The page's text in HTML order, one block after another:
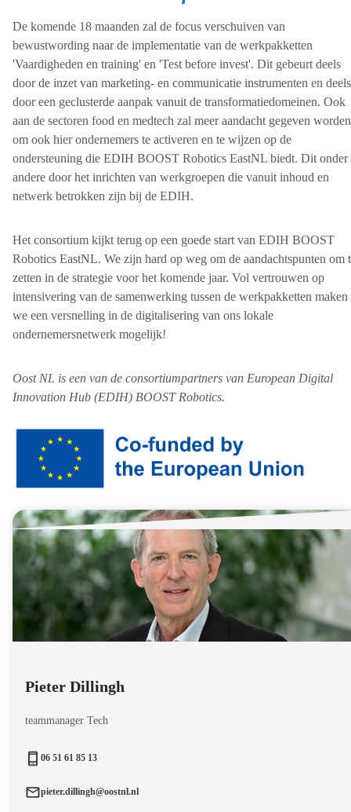
De komende 18 maanden zal de focus verschuiven van
bewustwording naar de implementatie van de werkpakketten
'Vaardigheden en training' en 'Test before invest'. Dit gebeurt deels
door de inzet van marketing- en communicatie instrumenten en deels
door een geclusterde aanpak vanuit de transformatiedomeinen. Ook
aan de sectoren food en medtech zal meer aandacht gegeven worden
om ook hier ondernemers te activeren en te wijzen op de
ondersteuning die EDIH BOOST Robotics EastNL biedt. Dit onder
andere door het inrichten van werkgroepen die vanuit inhoud en
netwerk betrokken zijn bij de EDIH.
Het consortium kijkt terug op een goede start van EDIH BOOST
Robotics EastNL. We zijn hard op weg om de aandachtspunten om
zetten in de strategie voor het komende jaar. Vol vertrouwen op
intensivering van de samenwerking tussen de werkpakketten maken
we een versnelling in de digitalisering van ons lokale
ondernemersnetwerk mogelijk!
Oost NL is een van de consortiumpartners van European Digital
Innovation Hub (EDIH) BOOST Robotics.
Pieter Dillingh
teammanager Tech
06 51 61 85 13
pieter.dillingh@oostnl.nl